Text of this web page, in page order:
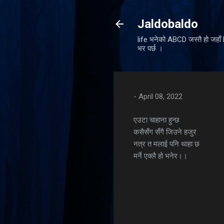
Jaldobaldo
life भनेको ABCD जस्तै हो
भर पर्छ ।
- April 08, 2022
एउटा चाहाना हुन्छ
कसैसँग सँगै जिउने हजुर
नत्र त मलाई पनि थाहा छ
मर्ने एक्लै हो भनेर।।